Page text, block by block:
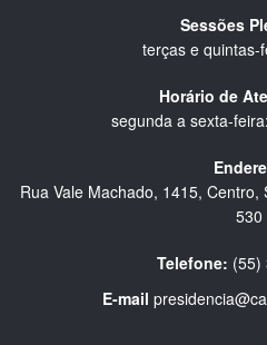
Sessões
terças e quintas-
Horário de
segunda a sexta-
Rua Vale Machado, 1415,
530
Telefone: (55)
E-mail